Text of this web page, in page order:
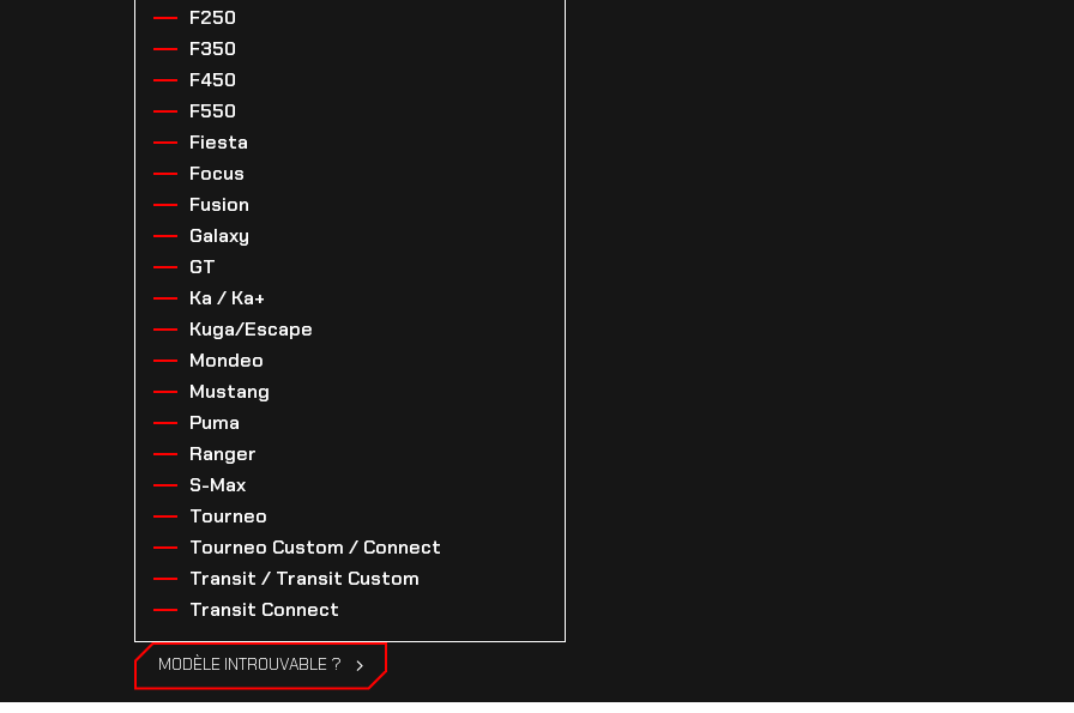
F250
F350
F450
F550
Fiesta
Focus
Fusion
Galaxy
GT
Ka / Ka+
Kuga/Escape
Mondeo
Mustang
Puma
Ranger
S-Max
Tourneo
Tourneo Custom / Connect
Transit / Transit Custom
Transit Connect
MODÈLE INTROUVABLE ?